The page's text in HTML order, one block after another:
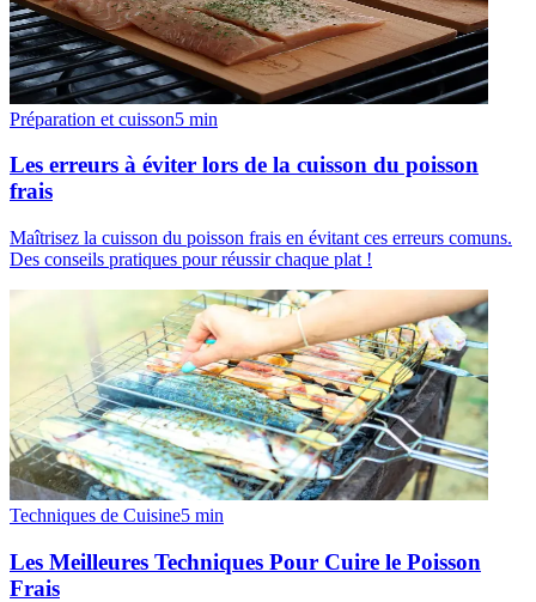
Préparation et cuisson5 min
Les erreurs à éviter lors de la cuisson du poisson
frais
Maîtrisez la cuisson du poisson frais en évitant ces erreurs comuns.
Des conseils pratiques pour réussir chaque plat !
Techniques de Cuisine5 min
Les Meilleures Techniques Pour Cuire le Poisson
Frais